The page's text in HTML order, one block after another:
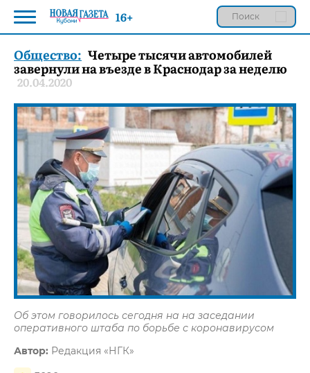
Общество: Четыре тысячи автомобилей
завернули на въезде в Краснодар за неделю
20.04.2020
Об этом говорилось сегодня на на заседании
оперативного штаба по борьбе с коронавирусом
Автор: Редакция «НГК»
16+